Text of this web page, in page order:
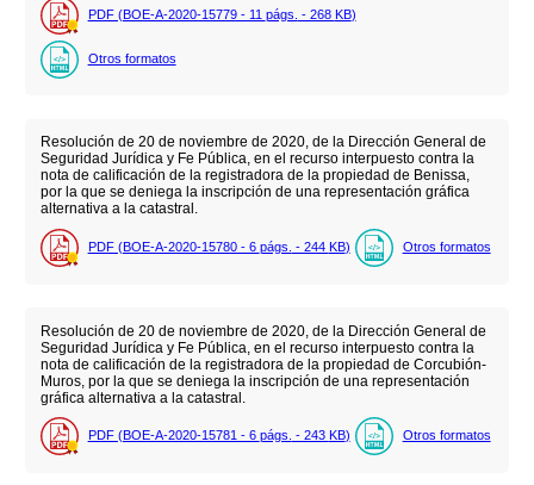
PDF (BOE-A-2020-15779 - 11 págs. - 268 KB)
Otros formatos
Resolución de 20 de noviembre de 2020, de la Dirección General de
Seguridad Jurídica y Fe Pública, en el recurso interpuesto contra la
nota de calificación de la registradora de la propiedad de Benissa,
por la que se deniega la inscripción de una representación gráfica
alternativa a la catastral.
PDF (BOE-A-2020-15780 - 6 págs. - 244 KB) Otros formatos
Resolución de 20 de noviembre de 2020, de la Dirección General de
Seguridad Jurídica y Fe Pública, en el recurso interpuesto contra la
nota de calificación de la registradora de la propiedad de Corcubión-
Muros, por la que se deniega la inscripción de una representación
gráfica alternativa a la catastral.
PDF (BOE-A-2020-15781 - 6 págs. - 243 KB) Otros formatos